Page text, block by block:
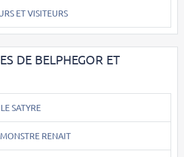
ET VISITEURS
DE BELPHEGOR ET
SATYRE
RENAIT